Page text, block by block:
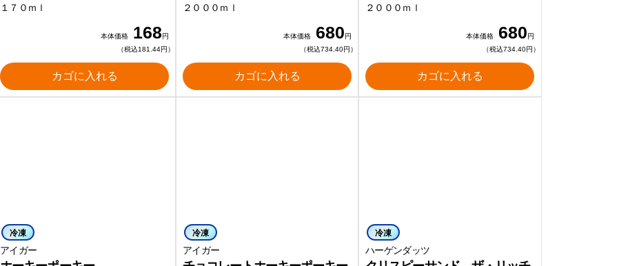
１７０ｍｌ
本体価格 168円
（税込181.44円）
カゴに入れる
２０００ｍｌ
本体価格 680円
（税込734.40円）
カゴに入れる
２０００ｍｌ
本体価格 680円
（税込734.40円）
カゴに入れる
冷凍
アイガー
冷凍
アイガー
冷凍
ハーゲンダッツ